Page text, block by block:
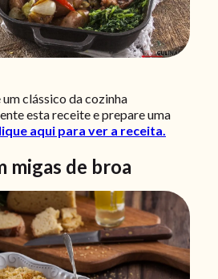
clássico da cozinha
esta receite e prepare uma
aqui para ver a receita.
migas de broa